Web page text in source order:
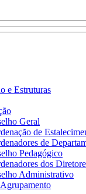
e Estruturas
Geral
de
de
Pedagógico
dos
Administrativo